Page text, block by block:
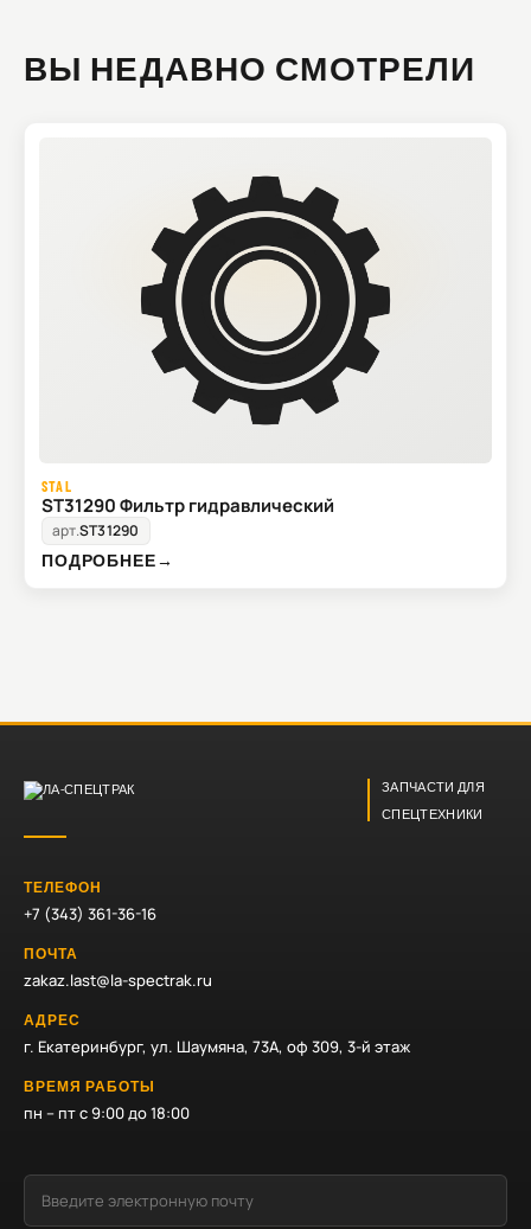
ВЫ НЕДАВНО СМОТРЕЛИ
STAL
ST31290 Фильтр гидравлический
арт.ST31290
ПОДРОБНЕЕ→
ЗАПЧАСТИ ДЛЯ
СПЕЦТЕХНИКИ
ТЕЛЕФОН
+7 (343) 361-36-16
ПОЧТА
zakaz.last@la-spectrak.ru
АДРЕС
г. Екатеринбург, ул. Шаумяна, 73А, оф 309, 3-й этаж
ВРЕМЯ РАБОТЫ
пн – пт с 9:00 до 18:00